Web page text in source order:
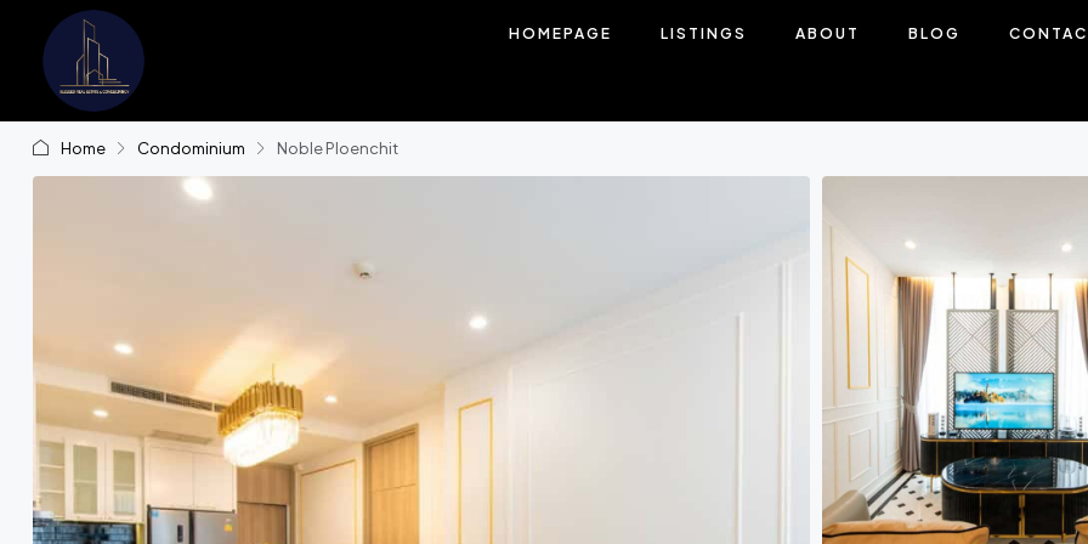
HOMEPAGE LISTINGS ABOUT BLOG
Home Condominium Noble Ploenchit